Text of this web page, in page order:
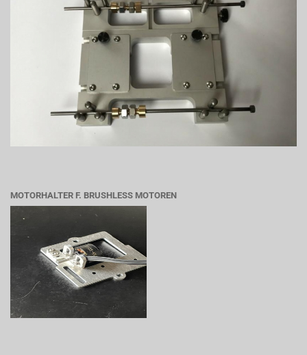
MOTORHALTER F. BRUSHLESS MOTOREN